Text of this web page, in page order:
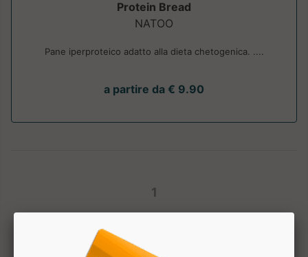
Protein Bread
NATOO
Pane iperproteico adatto alla dieta chetogenica. ....
a partire da € 9.90
1